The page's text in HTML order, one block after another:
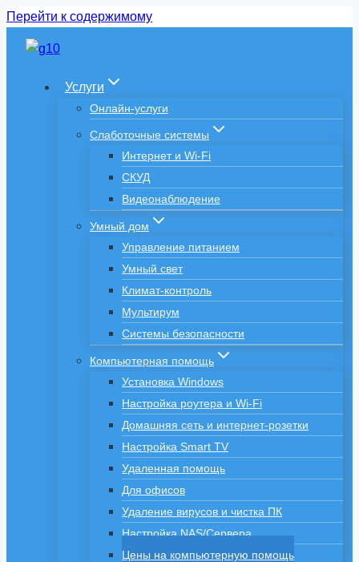
Перейти к содержимому
Услуги
Онлайн-услуги
Слаботочные системы
Интернет и Wi-Fi
СКУД
Видеонаблюдение
Умный дом
Управление питанием
Умный свет
Климат-контроль
Мультирум
Системы безопасности
Компьютерная помощь
Установка Windows
Настройка роутера и Wi-Fi
Домашняя сеть и интернет-розетки
Настройка Smart TV
Удаленная помощь
Для офисов
Удаление вирусов и чистка ПК
Настройка NAS/Сервера
Цены на компьютерную помощь